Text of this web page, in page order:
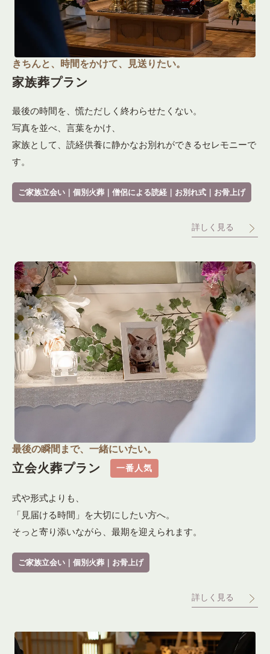
きちんと、時間をかけて、見送りたい。
家族葬プラン
最後の時間を、慌ただしく終わらせたくない。
写真を並べ、言葉をかけ、
家族として、読経供養に静かなお別れができるセレモニーで
す。
ご家族立会い｜個別火葬｜僧侶による読経｜お別れ式｜お骨上げ
詳しく見る
最後の瞬間まで、一緒にいたい。
立会火葬プラン 一番人気
式や形式よりも、
「見届ける時間」を大切にしたい方へ。
そっと寄り添いながら、最期を迎えられます。
ご家族立会い｜個別火葬｜お骨上げ
詳しく見る